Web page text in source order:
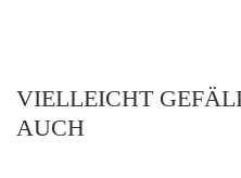
VIELLEICHT
AUCH